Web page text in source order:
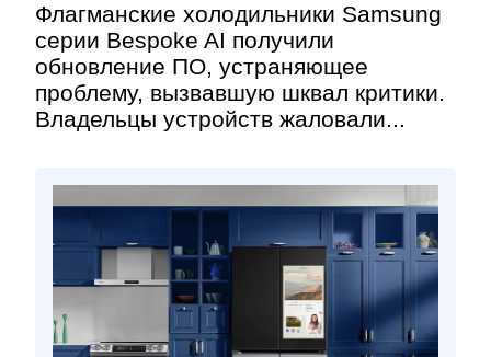
Флагманские холодильники Samsung
серии Bespoke AI получили
обновление ПО, устраняющее
проблему, вызвавшую шквал критики.
Владельцы устройств жаловали...